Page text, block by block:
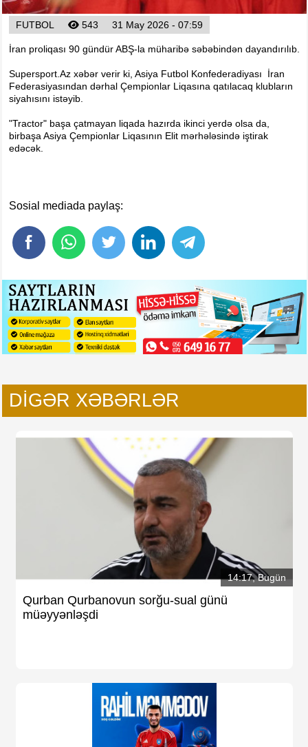
İslamiada-2021
Dünya Kuboku-2022
FUTBOL 543 31 May 2026 - 07:59
İran proliqası 90 gündür ABŞ-la müharibə səbəbindən dayandırılıb.
Supersport.Az xəbər verir ki, Asiya Futbol Konfederadiyası İran
Federasiyasından dərhal Çempionlar Liqasına qatılacaq klubların
siyahısını istəyib.
"Tractor" başa çatmayan liqada hazırda ikinci yerdə olsa da,
birbaşa Asiya Çempionlar Liqasının Elit mərhələsində iştirak
edəcək.
Sosial mediada paylaş:
DIGƏR XƏBƏRLƏR
14:17, Bugün
Qurban Qurbanovun sorğu-sual günü
müəyyənləşdi